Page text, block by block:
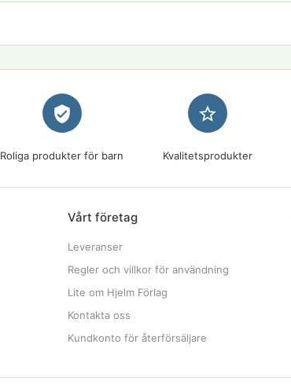
verified_user
Roliga produkter för barn
star_border
Kvalitetsprodukter
Vårt företag
Leveranser
Regler och villkor för användning
Lite om Hjelm Förlag
Kontakta oss
Kundkonto för återförsäljare